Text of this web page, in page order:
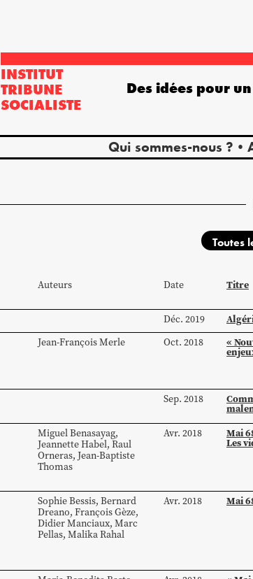
INSTITUT
TRIBUNE
SOCIALISTE
Qui sommes-nous ?
Des idées pour
Auteurs Date Titre
Déc. 2019
Jean-FrançoisMerle Oct. 2018 «
Sep. 2018
MiguelBenasayag,
JeannetteHabel, Raul
Orneras, Jean-Baptiste
Thomas
Avr. 2018 Mai
Les
SophieBessis, Bernard
Dreano, FrançoisGèze,
DidierManciaux, Marc
Pellas, MalikaRahal
Avr. 2018 Mai